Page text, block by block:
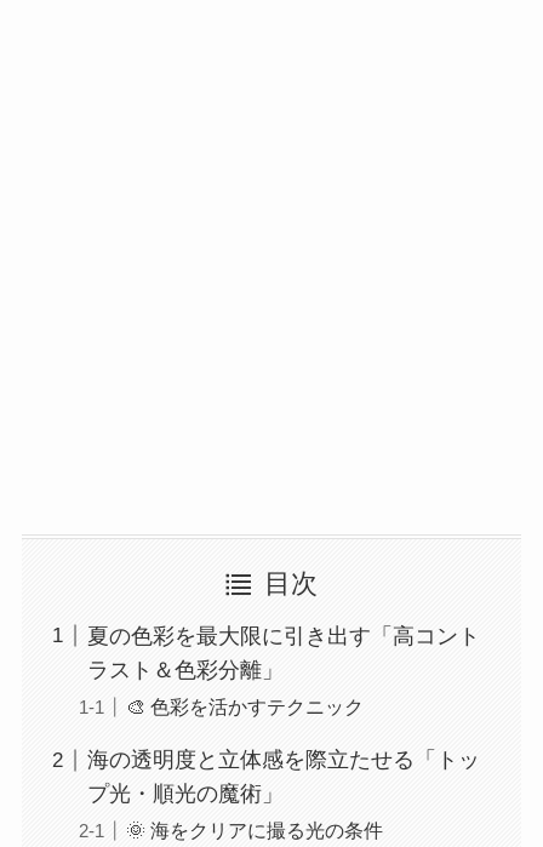
目次
夏の色彩を最大限に引き出す「高コント
ラスト＆色彩分離」
🎨 色彩を活かすテクニック
海の透明度と立体感を際立たせる「トッ
プ光・順光の魔術」
🌞 海をクリアに撮る光の条件